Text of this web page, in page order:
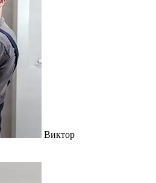
Виктор